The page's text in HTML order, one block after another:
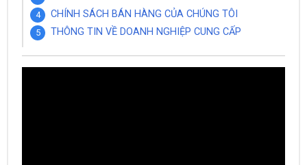
CHÍNH SÁCH BÁN HÀNG CỦA CHÚNG TÔI
THÔNG TIN VỀ DOANH NGHIỆP CUNG CẤP